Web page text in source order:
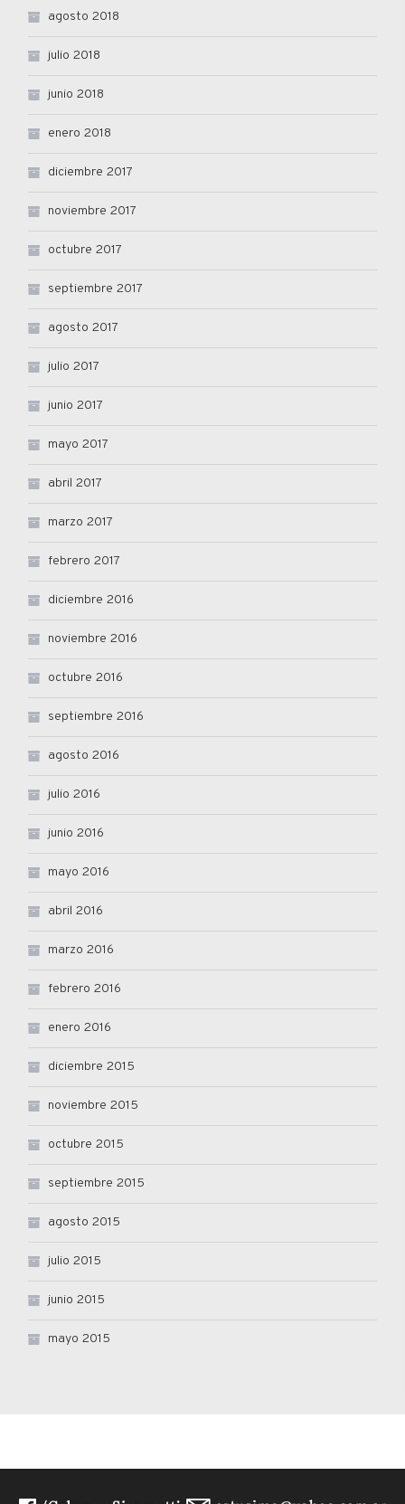
agosto 2018
julio 2018
junio 2018
enero 2018
diciembre 2017
noviembre 2017
octubre 2017
septiembre 2017
agosto 2017
julio 2017
junio 2017
mayo 2017
abril 2017
marzo 2017
febrero 2017
diciembre 2016
noviembre 2016
octubre 2016
septiembre 2016
agosto 2016
julio 2016
junio 2016
mayo 2016
abril 2016
marzo 2016
febrero 2016
enero 2016
diciembre 2015
noviembre 2015
octubre 2015
septiembre 2015
agosto 2015
julio 2015
junio 2015
mayo 2015